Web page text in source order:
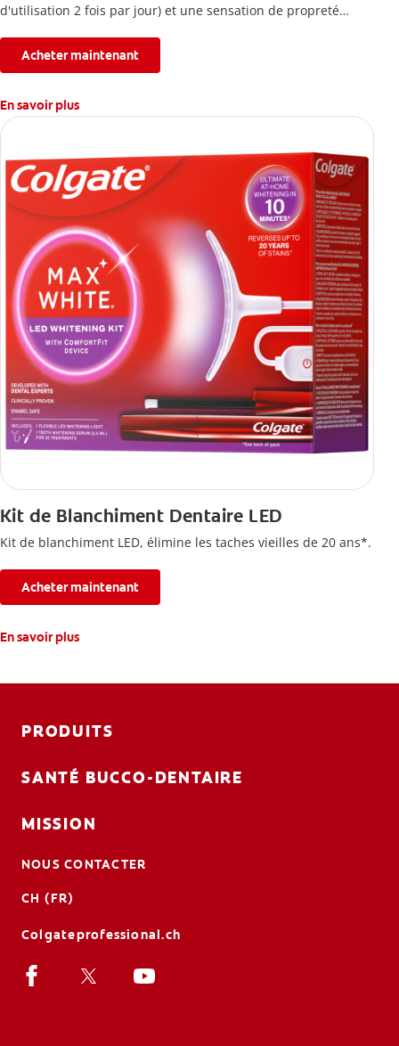
d'utilisation 2 fois par jour) et une sensation de propreté
Acheter maintenant
En savoir plus
Kit de Blanchiment Dentaire LED
Kit de blanchiment LED, élimine les taches vieilles de 20 ans*.
Acheter maintenant
En savoir plus
PRODUITS
SANTÉ BUCCO-DENTAIRE
MISSION
NOUS CONTACTER
CH (FR)
Colgateprofessional.ch